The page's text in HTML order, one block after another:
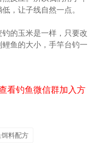
，让子线自然一点。
的玉米是一样，只要改
鱼的大小，手竿台钓一
看钓鱼微信群加入方
料配方